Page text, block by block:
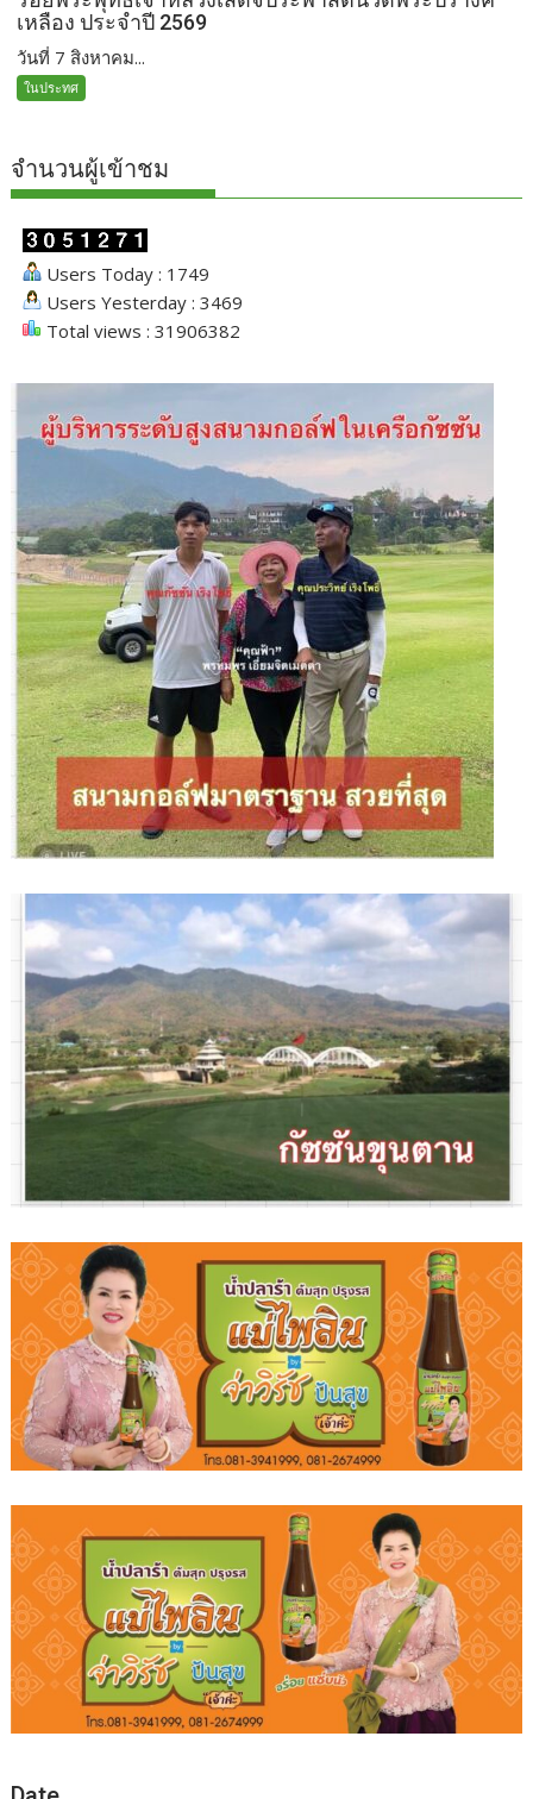
เหลือง ประจำปี 2569
วันที่ 7 สิงหาคม...
ในประทศ
จำนวนผู้เข้าชม
Users Today : 1749
Users Yesterday : 3469
Total views : 31906382